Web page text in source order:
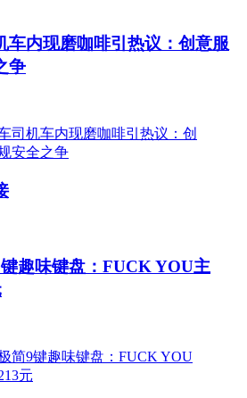
车内现磨咖啡引热议：创意服
争
趣味键盘：FUCK YOU主